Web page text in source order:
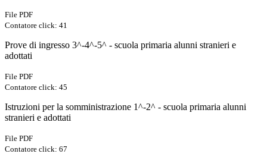
File PDF
Contatore click: 41
Prove di ingresso 3^-4^-5^ - scuola primaria alunni stranieri e
adottati
File PDF
Contatore click: 45
Istruzioni per la somministrazione 1^-2^ - scuola primaria alunni
stranieri e adottati
File PDF
Contatore click: 67